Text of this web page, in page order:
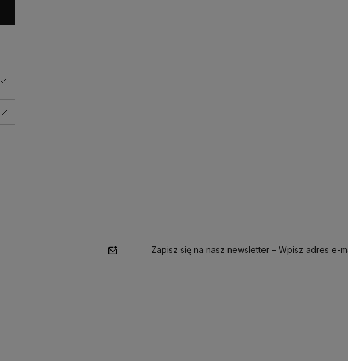
Zapisz się na nasz newsletter – Wpisz adres e-